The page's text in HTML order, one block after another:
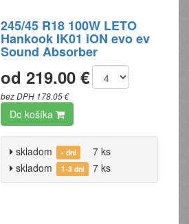
245/45 R18 100W LETO
Hankook IK01 iON evo ev
Sound Absorber
od 219.00 €
bez DPH 178.05 €
Do košíka
skladom - dní
7 ks
skladom
1-3 dni 7 ks